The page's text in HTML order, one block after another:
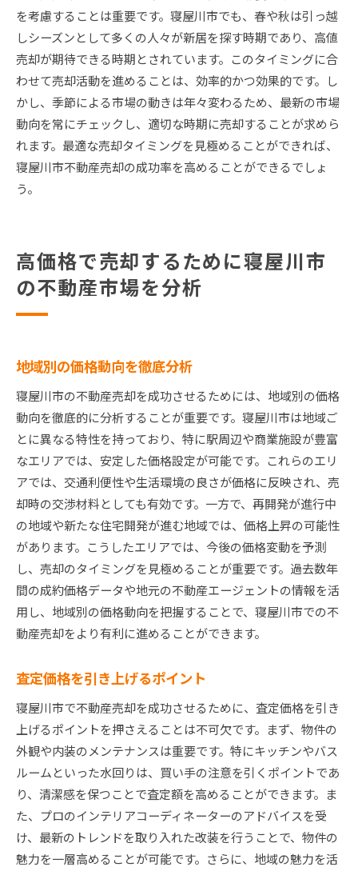
を考慮することは重要です。寝屋川市でも、春や秋は引っ越
しシーズンとして多くの人々が新居を探す時期であり、高値
売却が期待できる時期とされています。このタイミングに合
わせて売却活動を進めることは、効率的かつ効果的です。し
かし、季節による市場の動きは年々変わるため、最新の市場
動向を常にチェックし、適切な時期に売却することが求めら
れます。最適な売却タイミングを見極めることができれば、
寝屋川市不動産売却の成功率を高めることができるでしょ
う。
高価格で売却するために寝屋川市
の不動産市場を分析
地域別の価格動向を徹底分析
寝屋川市の不動産売却を成功させるためには、地域別の価格
動向を徹底的に分析することが重要です。寝屋川市は地域ご
とに異なる特性を持っており、特に駅周辺や商業施設が豊富
なエリアでは、安定した価格設定が可能です。これらのエリ
アでは、交通利便性や生活環境の良さが価格に反映され、売
却時の交渉材料としても有効です。一方で、再開発が進行中
の地域や新たな住宅開発が進む地域では、価格上昇の可能性
があります。こうしたエリアでは、今後の価格変動を予測
し、売却のタイミングを見極めることが重要です。過去数年
間の成約価格データや地元の不動産エージェントの情報を活
用し、地域別の価格動向を把握することで、寝屋川市での不
動産売却をより有利に進めることができます。
査定価格を引き上げるポイント
寝屋川市で不動産売却を成功させるために、査定価格を引き
上げるポイントを押さえることは不可欠です。まず、物件の
外観や内装のメンテナンスは重要です。特にキッチンやバス
ルームといった水回りは、買い手の注意を引くポイントであ
り、清潔感を保つことで査定額を高めることができます。ま
た、プロのインテリアコーディネーターのアドバイスを受
け、最新のトレンドを取り入れた改装を行うことで、物件の
魅力を一層高めることが可能です。さらに、地域の魅力を活